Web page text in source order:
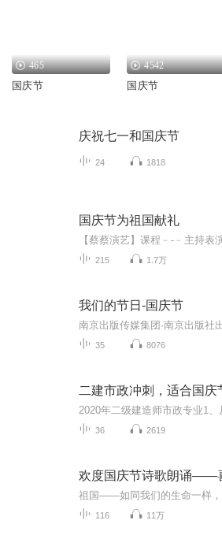
465
国庆节
4542
国庆节
庆祝七一和国庆节
24 1818
国庆节为祖国献礼
215 1.7万
我们的节日-国庆节
35 8076
二建市政冲刺，适合国庆
36 2619
欢度国庆节诗歌朗诵——
116 11万